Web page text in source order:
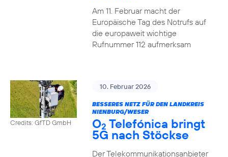
Am 11. Februar macht der
Europäische Tag des Notrufs auf
die europaweit wichtige
Rufnummer 112 aufmerksam
Credits: GfTD GmbH
10. Februar 2026
BESSERES NETZ FÜR DEN LANDKREIS
NIENBURG/WESER
O2 Telefónica bringt
5G nach Stöckse
Der Telekommunikationsanbieter